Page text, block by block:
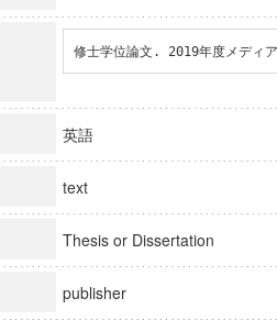
修士学位論文. 2019年度メディ
英語
text
Thesis or Dissertation
publisher